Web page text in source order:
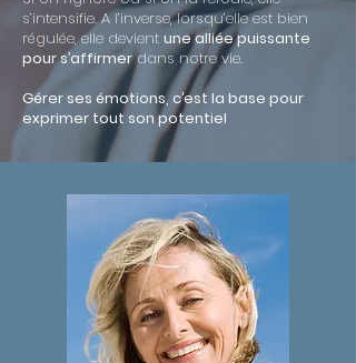
s’intensifie. A l’inverse, lorsqu’elle est bien
régulée, elle devient une alliée puissante
pour s’affirmerdans notre vie.
Gérer ses émotions, c’est la base pour
exprimer tout son potentiel